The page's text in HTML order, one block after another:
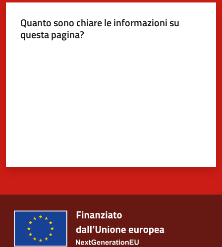
Quanto sono chiare le informazioni su
questa pagina?